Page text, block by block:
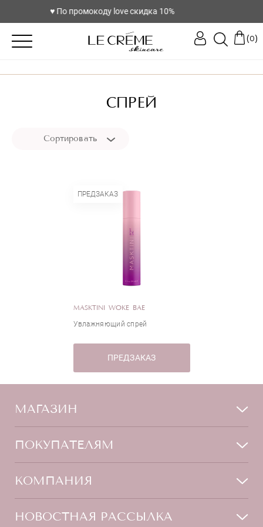
♥️ По промокоду love скидка 10%
(0)
СПРЕЙ
Сортировать
ПРЕДЗАКАЗ
MASKTINI WOKE BAE
Увлажняющий спрей
ПРЕДЗАКАЗ
МАГАЗИН
Лицо
Для дома
ПОКУПАТЕЛЯМ
Способы оплаты
КОМПАНИЯ
О нас
НОВОСТНАЯ РАССЫЛКА